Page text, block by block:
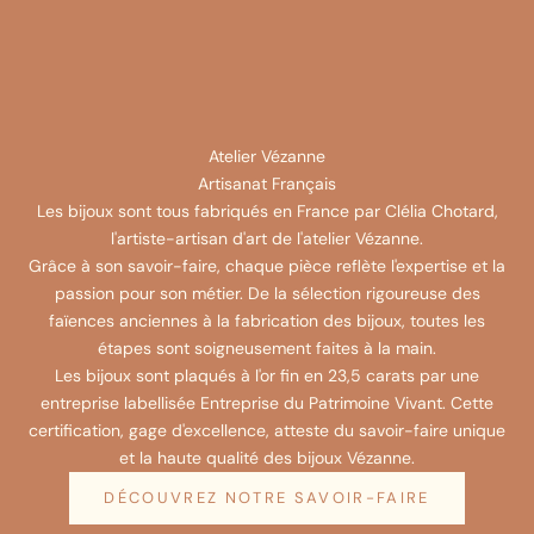
Atelier Vézanne
Artisanat Français
Les bijoux sont tous fabriqués en France par Clélia Chotard,
l'artiste-artisan d'art de l'atelier Vézanne.
Grâce à son savoir-faire, chaque pièce reflète l'expertise et la
passion pour son métier. De la sélection rigoureuse des
faïences anciennes à la fabrication des bijoux, toutes les
étapes sont soigneusement faites à la main.
Les bijoux sont plaqués à l'or fin en 23,5 carats par une
entreprise labellisée Entreprise du Patrimoine Vivant. Cette
certification, gage d'excellence, atteste du savoir-faire unique
et la haute qualité des bijoux Vézanne.
DÉCOUVREZ NOTRE SAVOIR-FAIRE